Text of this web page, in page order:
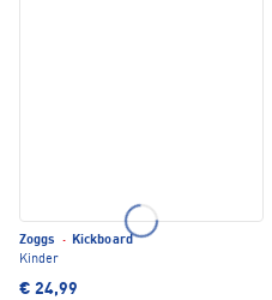
Zoggs · Kickboard
Kinder
€ 24,99